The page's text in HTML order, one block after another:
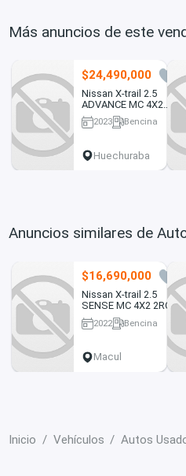
Más anuncios de este
$24,490,000
0
Nissan X-trail 2.5
ADVANCE MC 4X2
CVT AT 5P 2023
2023
Bencina
Huechuraba
Anuncios similares de
$16,690,000
0
Nissan X-trail 2.5
SENSE MC 4X2 2ROW
CVT AT 5P 2022
2022
Bencina
Macul
Inicio Vehículos Autos